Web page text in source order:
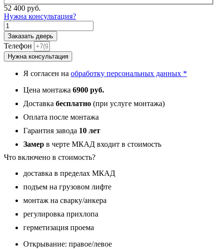
52 400 руб.
Нужна консультация?
Количество
товара
Дверь
Гранит
Артдеко,
Белый
софт,
черный
Заказать дверь
Телефон
Нужна консультация
Я согласен на обработку персональных данных *
Цена монтажа 6900 руб.
Доставка бесплатно (при услуге монтажа)
Оплата после монтажа
Гарантия завода 10 лет
Замер в черте МКАД входит в стоимость
Что включено в стоимость?
доставка в пределах МКАД
подъем на грузовом лифте
монтаж на сварку/анкера
регулировка прихлопа
герметизация проема
Открывание: правое/левое